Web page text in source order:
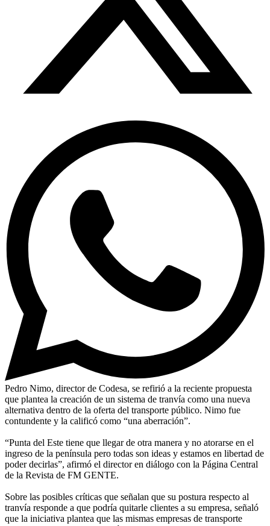
Pedro Nimo, director de Codesa, se refirió a la reciente propuesta
que plantea la creación de un sistema de tranvía como una nueva
alternativa dentro de la oferta del transporte público. Nimo fue
contundente y la calificó como “una aberración”.
“Punta del Este tiene que llegar de otra manera y no atorarse en el
ingreso de la península pero todas son ideas y estamos en libertad de
poder decirlas”, afirmó el director en diálogo con la Página Central
de la Revista de FM GENTE.
Sobre las posibles críticas que señalan que su postura respecto al
tranvía responde a que podría quitarle clientes a su empresa, señaló
que la iniciativa plantea que las mismas empresas de transporte